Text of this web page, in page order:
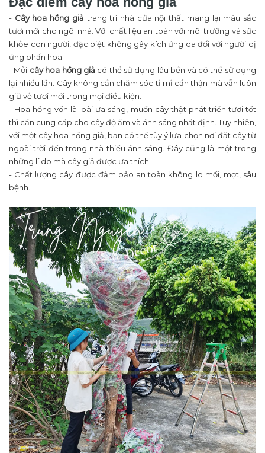
- Cây hoa hồng giả trang trí nhà cửa nội thất mang lại màu sắc
tươi mới cho ngôi nhà. Với chất liệu an toàn với môi trường và sức
khỏe con người, đặc biệt không gây kích ứng da đối với người dị
ứng phấn hoa.
- Mỗi cây hoa hồng giả có thể sử dụng lâu bền và có thể sử dụng
lại nhiều lần. Cây không cần chăm sóc tỉ mỉ cẩn thận mà vẫn luôn
giữ vẻ tươi mới trong mọi điều kiện.
- Hoa hồng vốn là loài ưa sáng, muốn cây thật phát triển tươi tốt
thì cần cung cấp cho cây độ ẩm và ánh sáng nhất định. Tuy nhiên,
với một cây hoa hồng giả, bạn có thể tùy ý lựa chọn nơi đặt cây từ
ngoài trời đến trong nhà thiếu ánh sáng. Đây cũng là một trong
những lí do mà cây giả được ưa thích.
- Chất lượng cây được đảm bảo an toàn không lo mối, mọt, sâu
bệnh.